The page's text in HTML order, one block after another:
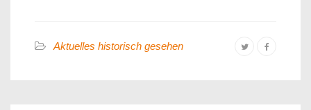
Aktuelles historisch gesehen